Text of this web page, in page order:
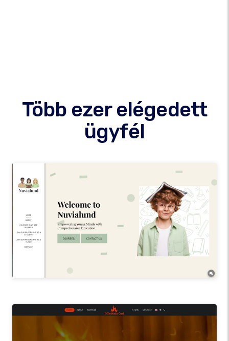
Több ezer elégedett
ügyfél